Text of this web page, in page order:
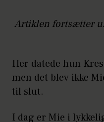
Artiklen fortsætter
Her datede hun
men det blev ikke
til slut.
I dag er Mie i